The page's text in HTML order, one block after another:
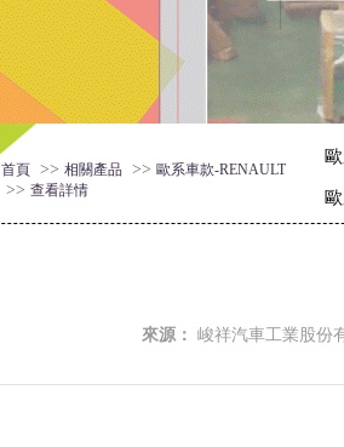
首頁 >> 相關產品 >> 歐系車款-RENAULT
>> 查看詳情
來源： 峻祥汽車工業股份